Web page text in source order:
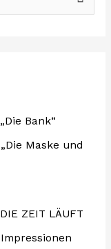
Bank“
Maske und
ZEIT LÄUFT